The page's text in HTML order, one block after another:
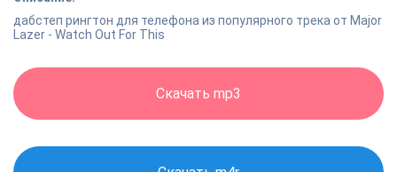
дабстеп рингтон для телефона из популярного трека от Major
Lazer - Watch Out For This
Скачать mp3